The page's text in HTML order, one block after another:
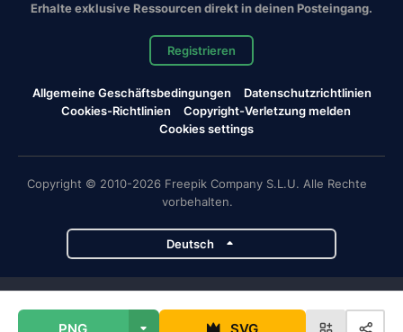
Erhalte exklusive Ressourcen direkt in deinen Posteingang.
Registrieren
Allgemeine Geschäftsbedingungen
Datenschutzrichtlinien
Cookies-Richtlinien
Copyright-Verletzung melden
Cookies settings
Copyright © 2010-2026 Freepik Company S.L.U. Alle Rechte
vorbehalten.
Deutsch